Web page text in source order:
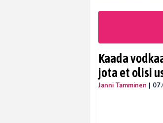
Kaada
jota et olisi
Janni Tamminen |